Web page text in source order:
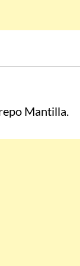
Mantilla.